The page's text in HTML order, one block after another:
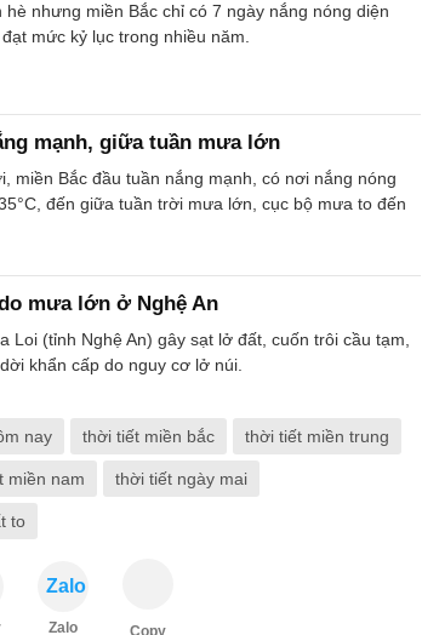
nhưng miền Bắc chỉ có 7 ngày nắng nóng diện
mức kỷ lục trong nhiều năm.
mạnh, giữa tuần mưa lớn
miền Bắc đầu tuần nắng mạnh, có nơi nắng nóng
đến giữa tuần trời mưa lớn, cục bộ mưa to đến
mưa lớn ở Nghệ An
Loi (tỉnh Nghệ An) gây sạt lở đất, cuốn trôi cầu tạm,
khẩn cấp do nguy cơ lở núi.
nay thời tiết miền bắc thời tiết miền trung
miền nam thời tiết ngày mai
to
Zalo
Zalo Copy